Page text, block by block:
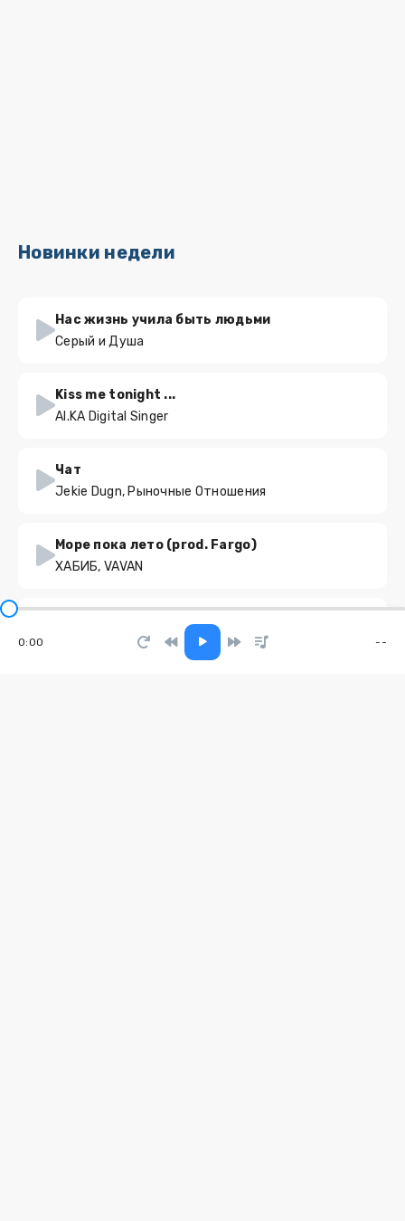
Новинки недели
Нас жизнь учила быть людьми
Серый и Душа
Kiss me tonight ...
AI.KA Digital Singer
Чат
Jekie Dugn, Рыночные Отношения
Море пока лето (prod. Fargo)
ХАБИБ, VAVAN
Русский народный PHONK
0:00 --